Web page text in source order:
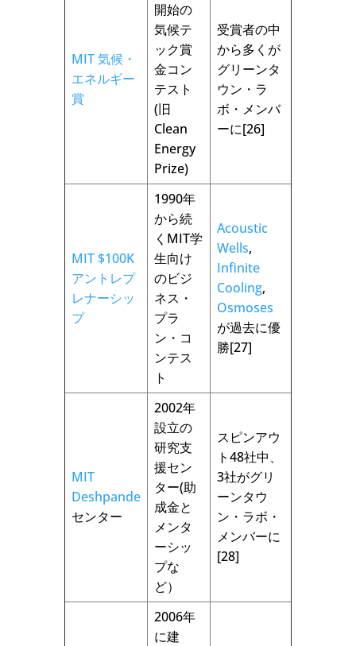
MIT 気候・
エネルギー
賞
開始の
気候テ
ック賞
金コン
テスト
(旧
Clean
Energy
Prize)
受賞者の中
から多くが
グリーンタ
ウン・ラ
ボ・メンバ
ーに[26]
MIT $100K
アントレプ
レナーシッ
プ
1990年
から続
くMIT学
生向け
のビジ
ネス・
プラ
ン・コ
ンテス
ト
Acoustic
Wells,
Infinite
Cooling,
Osmoses
が過去に優
勝[27]
MIT
Deshpande
センター
2002年
設立の
研究支
援セン
ター(助
成金と
メンタ
ーシッ
プな
ど）
スピンアウ
ト48社中、
3社がグリ
ーンタウ
ン・ラボ・
メンバーに
[28]
2006年
に建